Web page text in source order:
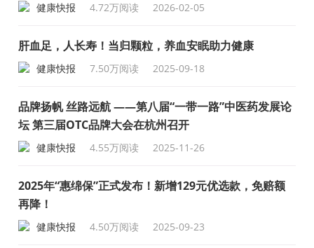
健康快报 4.72万阅读 2026-02-05
肝血足，人长寿！当归颗粒，养血安眠助力健康
健康快报 7.50万阅读 2025-09-18
品牌扬帆 丝路远航 ——第八届“一带一路”中医药发展论
坛 第三届OTC品牌大会在杭州召开
健康快报 4.55万阅读 2025-11-26
2025年“惠绵保”正式发布！新增129元优选款，免赔额
再降！
健康快报 4.50万阅读 2025-09-23